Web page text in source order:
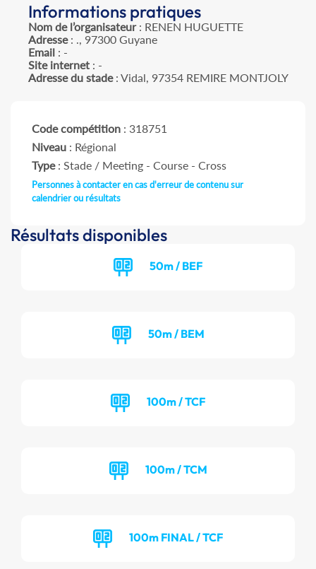
Informations pratiques
Nom de l’organisateur: RENEN HUGUETTE
Adresse: ., 97300 Guyane
Email: -
Site internet: -
Adresse du stade: Vidal, 97354 REMIRE MONTJOLY
Code compétition : 318751
Niveau : Régional
Type: Stade / Meeting - Course - Cross
Personnes à contacter en cas d'erreur de contenu sur
calendrier ou résultats
Résultats disponibles
50m / BEF
50m / BEM
100m / TCF
100m / TCM
100m FINAL / TCF